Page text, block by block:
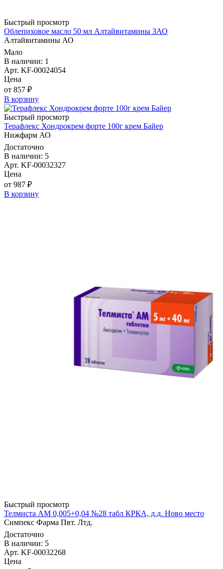
Быстрый просмотр
Облепиховое масло 50 мл Алтайвитамины ЗАО
Алтайвитамины АО
Мало
В наличии: 1
Арт. KF-00024054
Цена
от 857 ₽
В корзину
Быстрый просмотр
Терафлекс Хондрокрем форте 100г крем Байер
Нижфарм АО
Достаточно
В наличии: 5
Арт. KF-00032327
Цена
от 987 ₽
В корзину
Быстрый просмотр
Телмиста АМ 0,005+0,04 №28 табл КРКА, д.д. Ново место
Симпекс Фарма Пвт. Лтд.
Достаточно
В наличии: 5
Арт. KF-00032268
Цена